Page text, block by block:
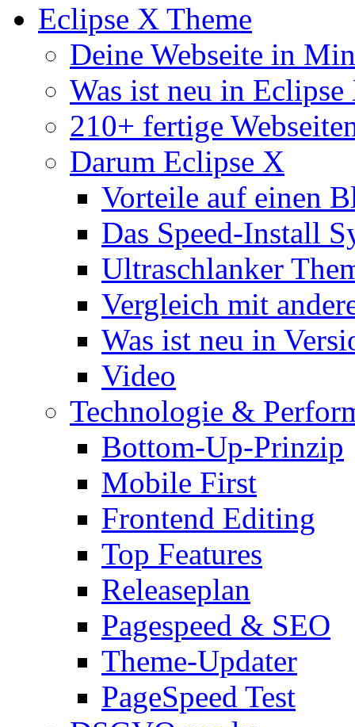
Eclipse X Theme
Deine Webseite in
Was ist neu in Eclipse
210+ fertige
Darum Eclipse X
Vorteile auf einen
Das Speed-Install
Ultraschlanker
Vergleich mit
Was ist neu in
Video
Technologie &
Bottom-Up-Prinzip
Mobile First
Frontend Editing
Top Features
Releaseplan
Pagespeed & SEO
Theme-Updater
PageSpeed Test